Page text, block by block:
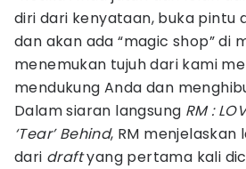
diri dari kenyataan, buka pintu
dan akan ada “magic shop” di
menemukan tujuh dari kami
mendukung Anda dan
Dalam siaran langsung RM :
‘Tear’ Behind, RM menjelaskan
dari draftyang pertama kali